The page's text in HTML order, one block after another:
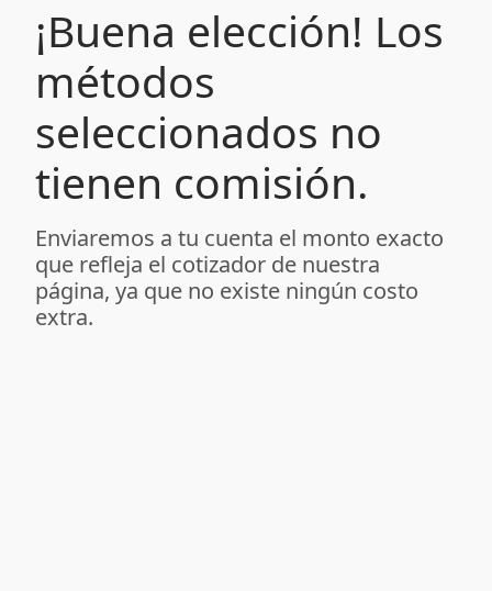
¡Buena elección! Los
métodos
seleccionados no
tienen comisión.
Enviaremos a tu cuenta el monto exacto
que refleja el cotizador de nuestra
página, ya que no existe ningún costo
extra.